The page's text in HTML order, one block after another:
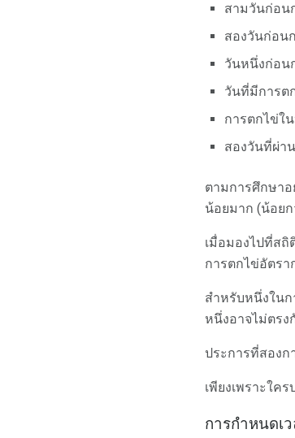
สามวันก่อน
สองวันก่อน
วันหนึ่งก่อน
วันที่มีการต
การตกไข่ใ
สองวันที่ผ่า
ตามการศึกษา
น้อยมาก (น้อย
เมื่อมองไปที่สถิ
การตกไข่อัตรา
สำหรับหนึ่งใน
หนึ่งอาจไม่ตร
ประการที่สองก
เพียงเพราะใค
การกำหนดเ